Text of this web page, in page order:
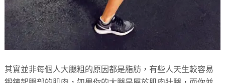
其實並非每個人大腿粗的原因都是脂肪，有些人天生較容易